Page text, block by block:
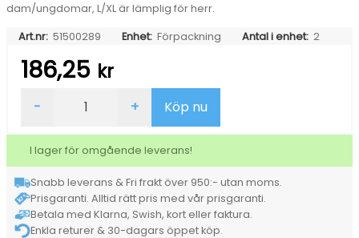
dam/ungdomar, L/XL är lämplig för herr.
Art.nr: 51500289 Enhet: Förpackning Antal i enhet: 2
186,25 kr
Stogo
ViralOff
svart
S/M
mängd
- + Köp nu
I lager för omgående leverans!
Snabb leverans & Fri frakt över 950:- utan moms.
Prisgaranti. Alltid rätt pris med vår prisgaranti.
Betala med Klarna, Swish, kort eller faktura.
Enkla returer & 30-dagars öppet köp.